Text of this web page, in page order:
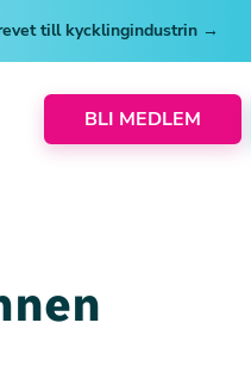
till kycklingindustrin →
BLI MEDLEM